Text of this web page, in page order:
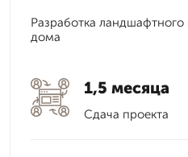
Разработка ландшафтного
дома
1,5 месяца
Сдача проекта